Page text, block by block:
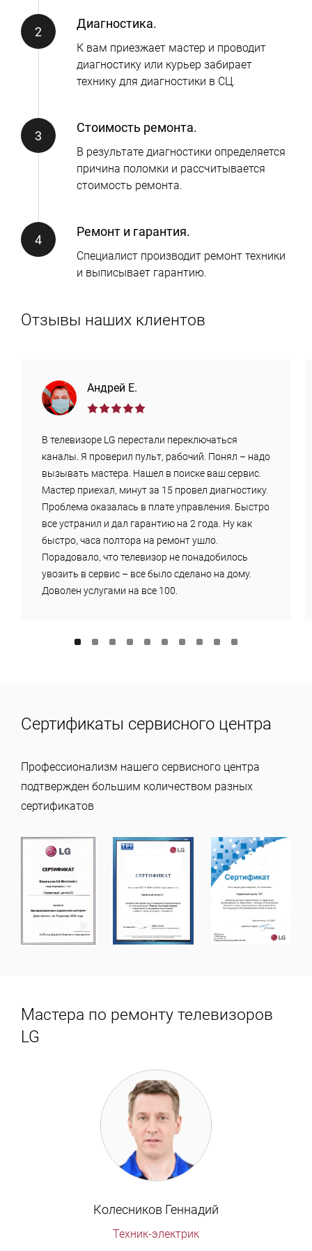
Диагностика.
К вам приезжает мастер и проводит
диагностику или курьер забирает
технику для диагностики в СЦ.
Стоимость ремонта.
В результате диагностики определяется
причина поломки и рассчитывается
стоимость ремонта.
Ремонт и гарантия.
Специалист производит ремонт техники
и выписывает гарантию.
Отзывы наших клиентов
Андрей Е.
В телевизоре LG перестали переключаться
каналы. Я проверил пульт, рабочий. Понял – надо
вызывать мастера. Нашел в поиске ваш сервис.
Мастер приехал, минут за 15 провел диагностику.
Проблема оказалась в плате управления. Быстро
все устранил и дал гарантию на 2 года. Ну как
быстро, часа полтора на ремонт ушло.
Порадовало, что телевизор не понадобилось
увозить в сервис – все было сделано на дому.
Доволен услугами на все 100.
Сертификаты сервисного центра
Профессионализм нашего сервисного центра
подтвержден большим количеством разных
сертификатов
Мастера по ремонту телевизоров
LG
Колесников Геннадий
Техник-электрик